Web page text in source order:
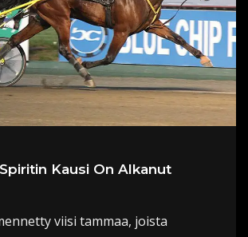
Kausi On Alkanut
viisi tammaa, joista